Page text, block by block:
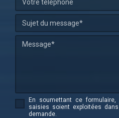
En soumettant ce formulaire,
saisies soient exploitées
demande.